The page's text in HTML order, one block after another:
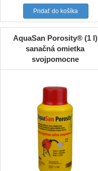
Pridať do košíka
AquaSan Porosity® (1 l)
sanačná omietka
svojpomocne